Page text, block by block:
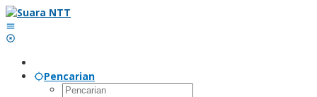
Lewati
ke
konten
Pencarian